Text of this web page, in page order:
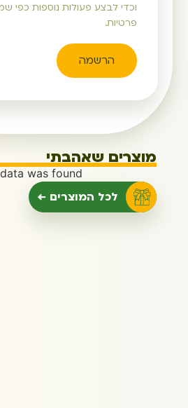
וכדי לבצע פעולות נוספות כפי
פרטיות.
הרשמה
מוצרים שאהבתי
was found
לכל המוצרים ←